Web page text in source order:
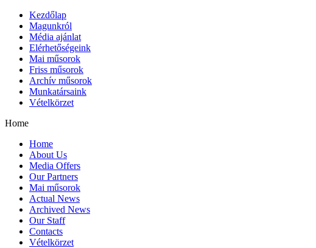
Kezdőlap
Magunkról
Média ajánlat
Elérhetőségeink
Mai műsorok
Friss műsorok
Archív műsorok
Munkatársaink
Vételkörzet
Home
Home
About Us
Media Offers
Our Partners
Mai műsorok
Actual News
Archived News
Our Staff
Contacts
Vételkörzet